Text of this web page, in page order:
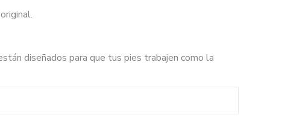
diseñados para que tus pies trabajen como la